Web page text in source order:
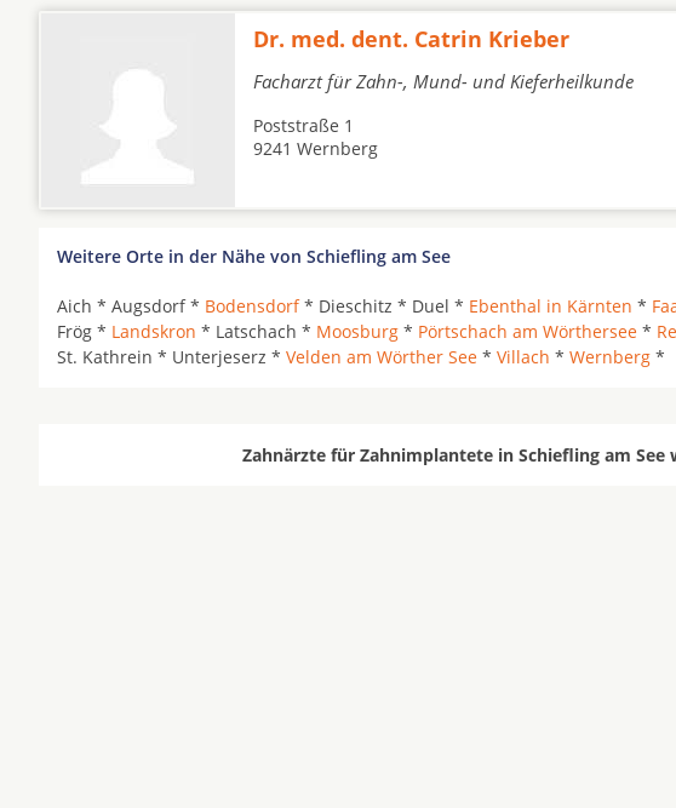
Dr. med. dent. Catrin Krieber
Facharzt für Zahn-, Mund- und Kieferheilkunde
Poststraße 1
9241 Wernberg
Weitere Orte in der Nähe von Schiefling am See
Aich * Augsdorf * Bodensdorf* Dieschitz * Duel * Ebenthal in Kärnten *
Frög * Landskron * Latschach * Moosburg * Pörtschach am Wörthersee *
St. Kathrein * Unterjeserz * Velden am Wörther See * Villach * Wernberg *
Zahnärzte für Zahnimplantete in Schiefling am